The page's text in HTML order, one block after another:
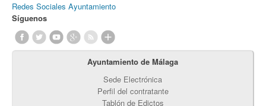
Redes Sociales Ayuntamiento
Síguenos
Ayuntamiento de Málaga
Sede Electrónica
Perfil del contratante
Tablón de Edictos